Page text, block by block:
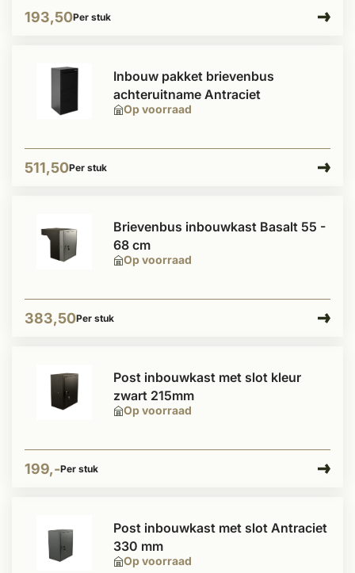
193,50Per stuk
Op voorraad
Inbouw pakket brievenbus
achteruitname Antraciet
511,50Per stuk
Op voorraad
Brievenbus inbouwkast Basalt 55 -
68 cm
383,50Per stuk
Op voorraad
Post inbouwkast met slot kleur
zwart 215mm
199,-Per stuk
Op voorraad
Post inbouwkast met slot Antraciet
330 mm